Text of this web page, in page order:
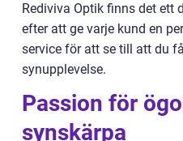
Rediviva Optik finns det ett
efter att ge varje kund en
service för att se till att du
synupplevelse.
Passion för
synskärpa